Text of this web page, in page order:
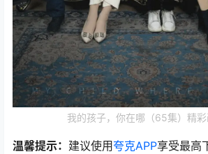
我的孩子，你在哪（65集）精
温馨提示： 建议使用夸克APP享受最高